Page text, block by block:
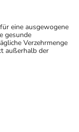
eine ausgewogene
gesunde
Verzehrmenge
außerhalb der